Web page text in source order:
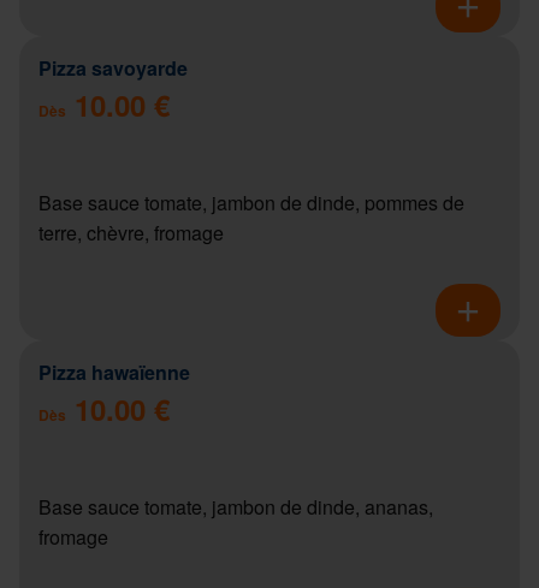
Pizza savoyarde
Dès 10.00 €
Base sauce tomate, jambon de dinde, pommes de
terre, chèvre, fromage
Pizza hawaïenne
Dès 10.00 €
Base sauce tomate, jambon de dinde, ananas,
fromage